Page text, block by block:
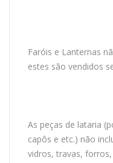
Faróis e Lanternas
estes são vendidos
As peças de lataria
capôs e etc.) não
vidros, travas,